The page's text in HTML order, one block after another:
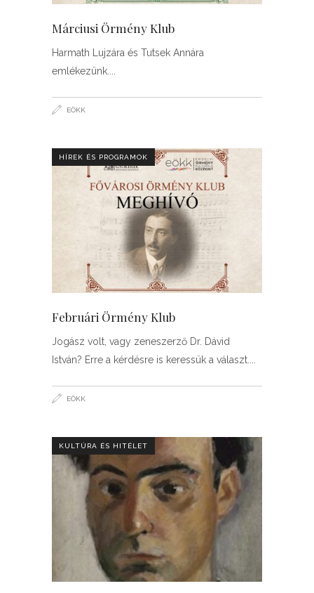
Márciusi Örmény Klub
Harmath Lujzára és Tutsek Annára
emlékezünk.
EÖKK
HÍREK ÉS PROGRAMOK
Februári Örmény Klub
Jogász volt, vagy zeneszerző Dr. Dávid
István? Erre a kérdésre is keressük a választ.
EÖKK
KULTÚRA ÉS HITÉLET